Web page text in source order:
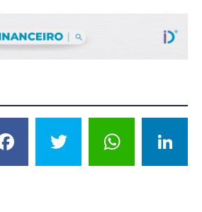
Facebook
Twitter